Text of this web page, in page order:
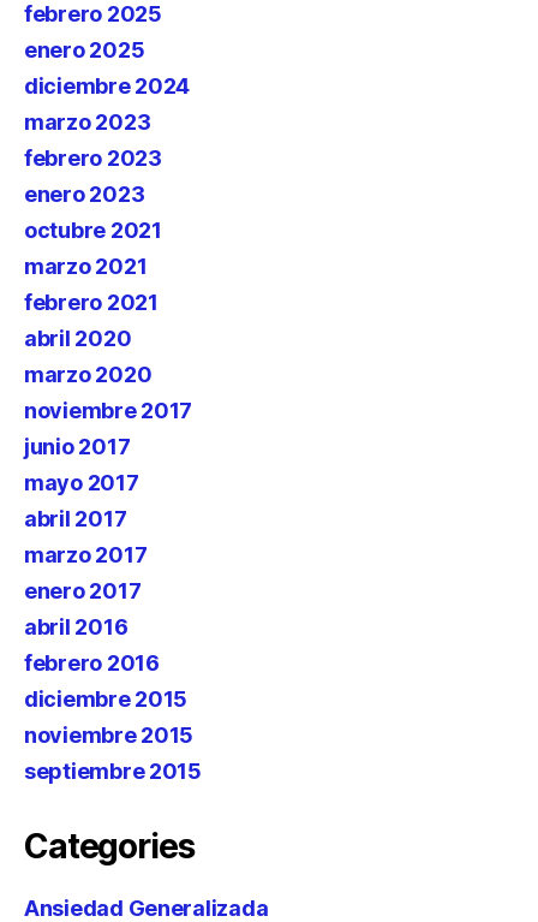
febrero 2025
enero 2025
diciembre 2024
marzo 2023
febrero 2023
enero 2023
octubre 2021
marzo 2021
febrero 2021
abril 2020
marzo 2020
noviembre 2017
junio 2017
mayo 2017
abril 2017
marzo 2017
enero 2017
abril 2016
febrero 2016
diciembre 2015
noviembre 2015
septiembre 2015
Categories
Ansiedad Generalizada